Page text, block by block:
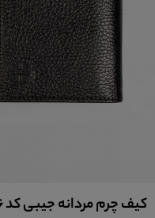
کیف چرم مردانه جیبی کد B6026